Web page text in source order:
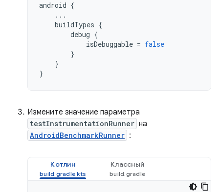
android {
...
buildTypes {
debug {
isDebuggable = false
}
}
}
Измените значение параметра
testInstrumentationRunner на
AndroidBenchmarkRunner :
Котлин Классный